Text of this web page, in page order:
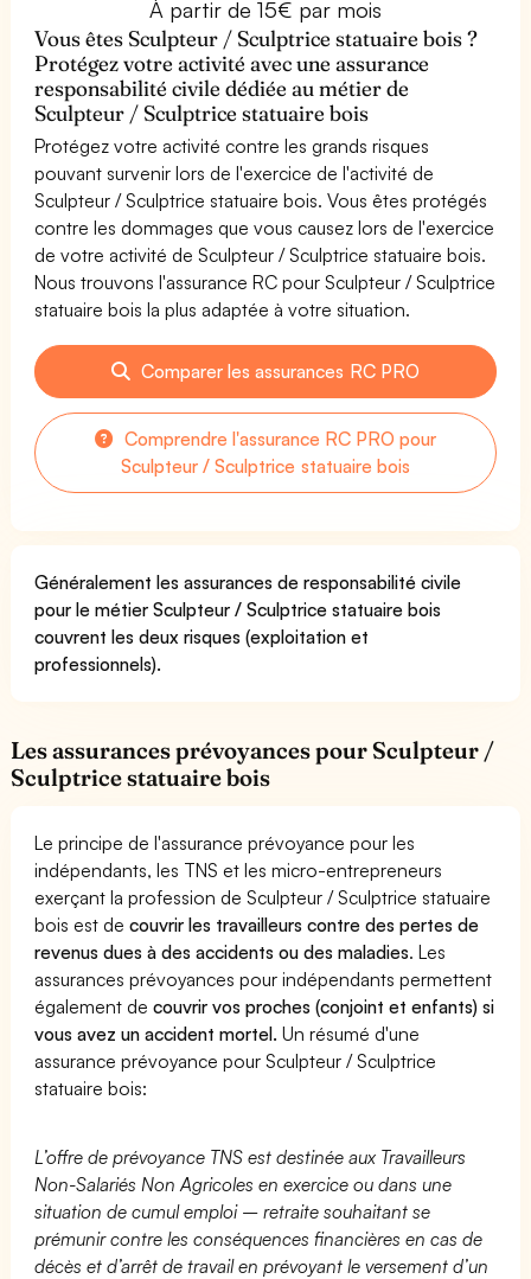
À partir de 15€ par mois
Vous êtes Sculpteur / Sculptrice statuaire bois ?
Protégez votre activité avec une assurance
responsabilité civile dédiée au métier de
Sculpteur / Sculptrice statuaire bois
Protégez votre activité contre les grands risques
pouvant survenir lors de l'exercice de l'activité de
Sculpteur / Sculptrice statuaire bois. Vous êtes protégés
contre les dommages que vous causez lors de l'exercice
de votre activité de Sculpteur / Sculptrice statuaire bois.
Nous trouvons l'assurance RC pour Sculpteur / Sculptrice
statuaire bois la plus adaptée à votre situation.
Comparer les assurances RC PRO
Comprendre l'assurance RC PRO pour
Sculpteur / Sculptrice statuaire bois
Généralement les assurances de responsabilité civile
pour le métier Sculpteur / Sculptrice statuaire bois
couvrent les deux risques (exploitation et
professionnels).
Les assurances prévoyances pour Sculpteur /
Sculptrice statuaire bois
Le principe de l'assurance prévoyance pour les
indépendants, les TNS et les micro-entrepreneurs
exerçant la profession de Sculpteur / Sculptrice statuaire
bois est decouvrir les travailleurs contre des pertes de
revenus dues à des accidents ou des maladies. Les
assurances prévoyances pour indépendants permettent
également decouvrir vos proches (conjoint et enfants) si
vous avez un accident mortel. Un résumé d'une
assurance prévoyance pour Sculpteur / Sculptrice
statuaire bois:
L’offre de prévoyance TNS est destinée aux Travailleurs
Non-Salariés Non Agricoles en exercice ou dans une
situation de cumul emploi – retraite souhaitant se
prémunir contre les conséquences financières en cas de
décès et d’arrêt de travail en prévoyant le versement d’un